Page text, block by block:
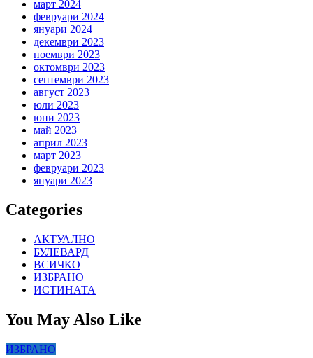
март 2024
февруари 2024
януари 2024
декември 2023
ноември 2023
октомври 2023
септември 2023
август 2023
юли 2023
юни 2023
май 2023
април 2023
март 2023
февруари 2023
януари 2023
Categories
АКТУАЛНО
БУЛЕВАРД
ВСИЧКО
ИЗБРАНО
ИСТИНАТА
You May Also Like
ИЗБРАНО